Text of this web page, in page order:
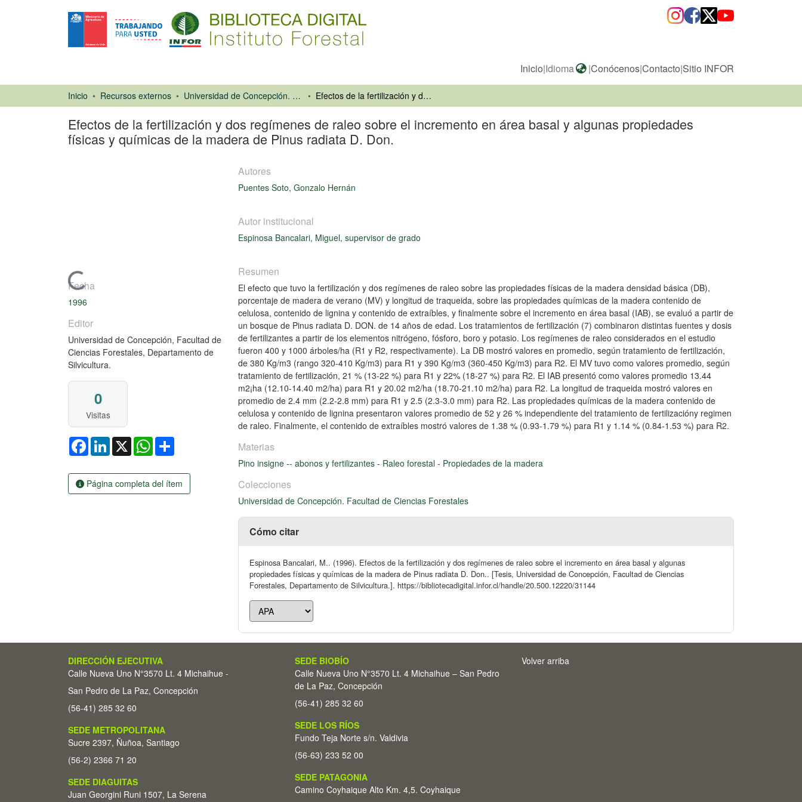
Inicio|Idioma |Conócenos|Contacto|Sitio INFOR
Inicio Recursos externos Universidad de Concepción. Facultad de Ciencias Forestales Efectos de la fertilización y dos regímenes de raleo sobre el incremento en área basal y algunas propiedades físicas y químicas de la madera de Pinus radiata D. Don.
Efectos de la fertilización y dos regímenes de raleo sobre el incremento en área basal y algunas propiedades
físicas y químicas de la madera de Pinus radiata D. Don.
Cargando...
Fecha
1996
Editor
Universidad de Concepción, Facultad de
Ciencias Forestales, Departamento de
Silvicultura.
0
Visitas
FacebookLinkedIn
X WhatsApp
Página completa del ítem
Autores
Puentes Soto, Gonzalo Hernán
Autor institucional
Espinosa Bancalari, Miguel, supervisor de grado
Resumen
El efecto que tuvo la fertilización y dos regímenes de raleo sobre las propiedades físicas de la madera densidad básica (DB),
porcentaje de madera de verano (MV) y longitud de traqueida, sobre las propiedades químicas de la madera contenido de
celulosa, contenido de lignina y contenido de extraíbles, y finalmente sobre el incremento en área basal (IAB), se evaluó a partir de
un bosque de Pinus radiata D. DON. de 14 años de edad. Los tratamientos de fertilización (7) combinaron distintas fuentes y dosis
de fertilizantes a partir de los elementos nitrógeno, fósforo, boro y potasio. Los regímenes de raleo considerados en el estudio
fueron 400 y 1000 árboles/ha (R1 y R2, respectivamente). La DB mostró valores en promedio, según tratamiento de fertilización,
de 380 Kg/m3 (rango 320-410 Kg/m3) para R1 y 390 Kg/m3 (360-450 Kg/m3) para R2. El MV tuvo como valores promedio, según
tratamiento de fertilización, 21 % (13-22 %) para R1 y 22% (18-27 %) para R2. El IAB presentó como valores promedio 13.44
m2¡ha (12.10-14.40 m2/ha) para R1 y 20.02 m2/ha (18.70-21.10 m2/ha) para R2. La longitud de traqueida mostró valores en
promedio de 2.4 mm (2.2-2.8 mm) para R1 y 2.5 (2.3-3.0 mm) para R2. Las propiedades químicas de la madera contenido de
celulosa y contenido de lignina presentaron valores promedio de 52 y 26 % independiente del tratamiento de fertilizacióny regimen
de raleo. Finalmente, el contenido de extraíbles mostró valores de 1.38 % (0.93-1.79 %) para R1 y 1.14 % (0.84-1.53 %) para R2.
Materias
Pino insigne -- abonos y fertilizantes - Raleo forestal - Propiedades de la madera
Colecciones
Universidad de Concepción. Facultad de Ciencias Forestales
Cómo citar
Espinosa Bancalari, M.. (1996). Efectos de la fertilización y dos regímenes de raleo sobre el incremento en área basal y algunas
propiedades físicas y químicas de la madera de Pinus radiata D. Don.. [Tesis, Universidad de Concepción, Facultad de Ciencias
Forestales, Departamento de Silvicultura.]. https://bibliotecadigital.infor.cl/handle/20.500.12220/31144
DIRECCIÓN EJECUTIVA
Calle Nueva Uno N°3570 Lt. 4 Michaihue -
San Pedro de La Paz, Concepción
(56-41) 285 32 60
SEDE METROPOLITANA
Sucre 2397, Ñuñoa, Santiago
(56-2) 2366 71 20
SEDE DIAGUITAS
Juan Georgini Runi 1507, La Serena
SEDE BIOBÍO
Calle Nueva Uno N°3570 Lt. 4 Michaihue – San Pedro
de La Paz, Concepción
(56-41) 285 32 60
SEDE LOS RÍOS
Fundo Teja Norte s/n. Valdivia
(56-63) 233 52 00
SEDE PATAGONIA
Camino Coyhaique Alto Km. 4,5. Coyhaique
Volver arriba